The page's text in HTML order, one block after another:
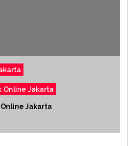
Online Jakarta
Jakarta